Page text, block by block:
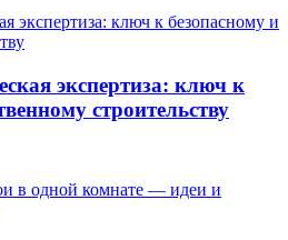
экспертиза: ключ к
строительству